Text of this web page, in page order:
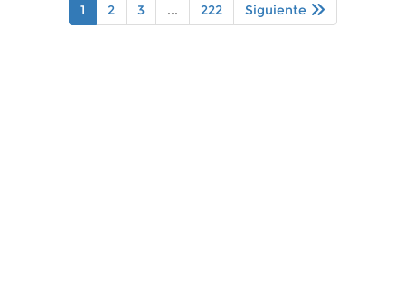
1 2 3 ... 222 Siguiente